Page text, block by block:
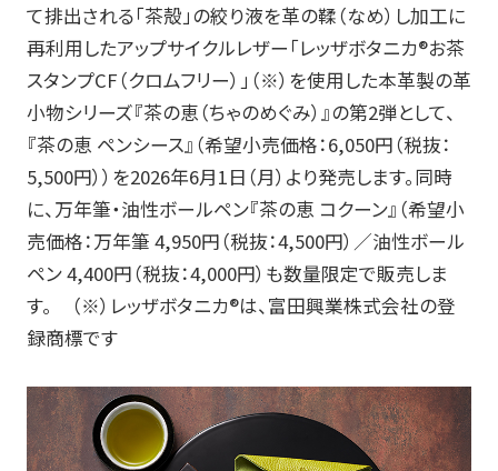
企業情報TOP
会社情報
IR情報
サステナビリティ情報
お知らせ
プレスリリース・新製品情報
ピックアップ
て排出される「茶殻」の絞り液を革の鞣（なめ）し加工に
再利用したアップサイクルレザー「レッザボタニカ®お茶
スタンプCF（クロムフリー）」（※）を使用した本革製の革
小物シリーズ『茶の恵（ちゃのめぐみ）』の第2弾として、
『茶の恵 ペンシース』（希望小売価格：6,050円（税抜：
5,500円））を2026年6月1日（月）より発売します。同時
に、万年筆・油性ボールペン『茶の恵 コクーン』（希望小
売価格：万年筆 4,950円（税抜：4,500円）／油性ボール
ペン4,400円（税抜：4,000円）も数量限定で販売しま
す。 （※）レッザボタニカ®は、富田興業株式会社の登
録商標です